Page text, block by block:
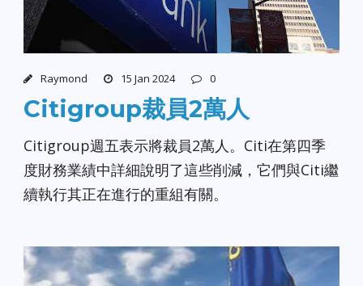
Raymond 15 Jan 2024 0
Citigroup裁員2萬人
Citigroup週五表示將裁員2萬人。Citi在第四季
度財務業績中詳細說明了這些削減，它們與Citi繼
續執行其正在進行的重組有關。